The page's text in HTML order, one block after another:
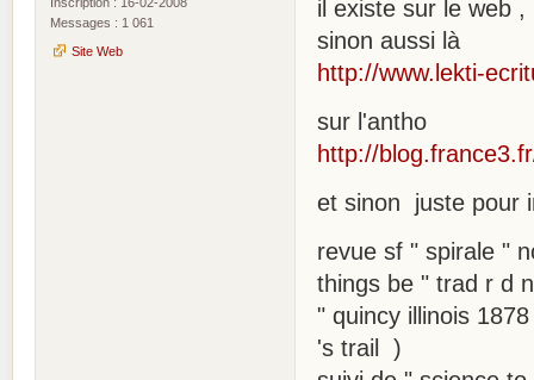
Messages : 1 061
Site Web
il existe sur le web
sinon aussi là
http://www.lekti-
sur l'antho
http://
et sinon juste pour
revue sf " spirale "
things be " trad r d
" quincy illinois
's trail )